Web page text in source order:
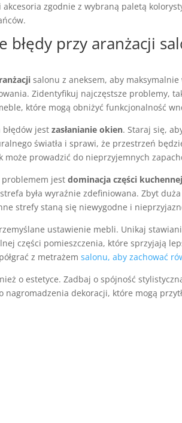
zgodnie z wybraną paletą
błędy przy aranżacji
salonu z aneksem, aby
Zidentyfikuj najczęstsze problemy,
które mogą obniżyć funkcjonalność
błędów jestzasłanianie okien. Staraj się,
światła i sprawi, że przestrzeń
może prowadzić do nieprzyjemnych
problemem jestdominacja części kuchennej
była wyraźnie zdefiniowana. Zbyt
strefy staną się niewygodne i
ustawienie mebli. Unikaj
części pomieszczenia, które sprzyjają
z metrażemsalonu, aby zachować
o estetyce. Zadbaj o spójność
nagromadzenia dekoracji, które mogą